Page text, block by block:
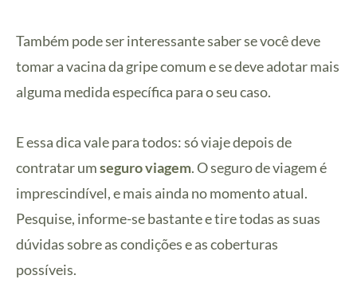
Também pode ser interessante saber se você deve
tomar a vacina da gripe comum e se deve adotar mais
alguma medida específica para o seu caso.
E essa dica vale para todos: só viaje depois de
contratar umseguro viagem. O seguro de viagem é
imprescindível, e mais ainda no momento atual.
Pesquise, informe-se bastante e tire todas as suas
dúvidas sobre as condições e as coberturas
possíveis.